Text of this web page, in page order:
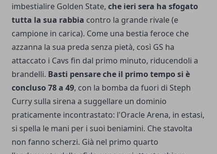
imbestialire Golden State, che ieri sera ha sfogato
tutta la sua rabbia contro la grande rivale (e
campione in carica). Come una bestia feroce che
azzanna la sua preda senza pietà, così GS ha
attaccato i Cavs fin dal primo minuto, riducendoli a
brandelli. Basti pensare che il primo tempo si è
concluso 78 a 49, con la bomba da fuori di Steph
Curry sulla sirena a suggellare un dominio
praticamente incontrastato: l'Oracle Arena, in estasi,
si spella le mani per i suoi beniamini. Che stavolta
non fanno scherzi. Già nel primo quarto